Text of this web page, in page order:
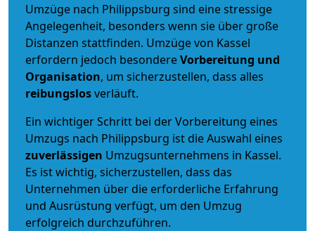
Umzüge nach Philippsburg sind eine stressige
Angelegenheit, besonders wenn sie über große
Distanzen stattfinden. Umzüge von Kassel
erfordern jedoch besondereVorbereitung und
Organisation, um sicherzustellen, dass alles
reibungslosverläuft.
Ein wichtiger Schritt bei der Vorbereitung eines
Umzugs nach Philippsburg ist die Auswahl eines
zuverlässigen Umzugsunternehmens in Kassel.
Es ist wichtig, sicherzustellen, dass das
Unternehmen über die erforderliche Erfahrung
und Ausrüstung verfügt, um den Umzug
erfolgreich durchzuführen.